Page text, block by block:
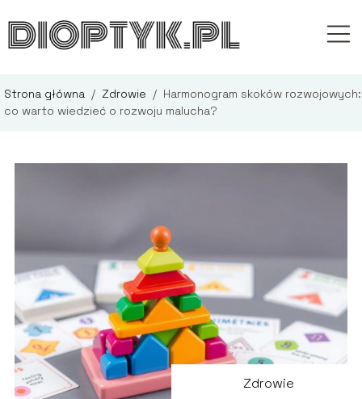
Strona główna / Zdrowie / Harmonogram skoków rozwojowych:
co warto wiedzieć o rozwoju malucha?
Zdrowie